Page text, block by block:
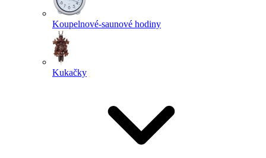
Koupelnové-saunové hodiny
Kukačky